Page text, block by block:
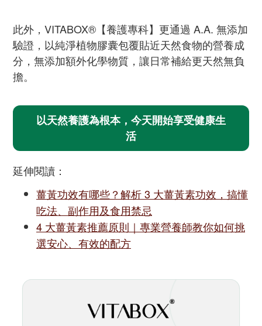
此外，VITABOX®【養護專科】更通過 A.A. 無添加
驗證，以純淨植物膠囊包覆貼近天然食物的營養成
分，無添加額外化學物質，讓日常補給更天然無負
擔。
以天然養護為根本，今天開始享受健康生
活
延伸閱讀：
薑黃功效有哪些？解析 3 大薑黃素功效，搞懂
吃法、副作用及食用禁忌
4 大薑黃素推薦原則｜專業營養師教你如何挑
選安心、有效的配方